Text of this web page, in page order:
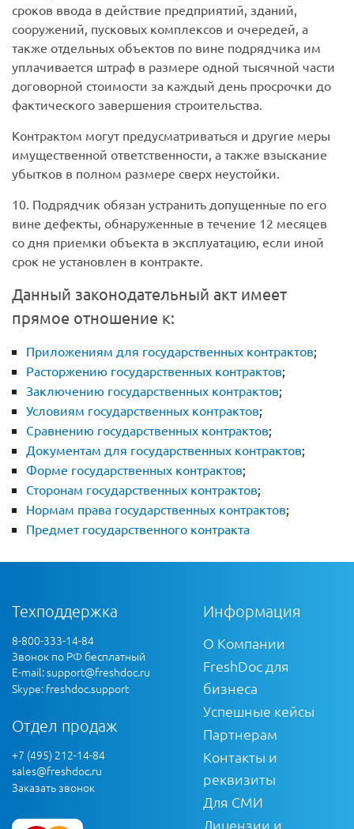
сроков ввода в действие предприятий, зданий,
сооружений, пусковых комплексов и очередей, а
также отдельных объектов по вине подрядчика им
уплачивается штраф в размере одной тысячной части
договорной стоимости за каждый день просрочки до
фактического завершения строительства.
Контрактом могут предусматриваться и другие меры
имущественной ответственности, а также взыскание
убытков в полном размере сверх неустойки.
10. Подрядчик обязан устранить допущенные по его
вине дефекты, обнаруженные в течение 12 месяцев
со дня приемки объекта в эксплуатацию, если иной
срок не установлен в контракте.
Данный законодательный акт имеет
прямое отношение к:
Приложениям для государственных контрактов;
Расторжению государственных контрактов;
Заключению государственных контрактов;
Условиям государственных контрактов;
Сравнению государственных контрактов;
Документам для государственных контрактов;
Форме государственных контрактов;
Сторонам государственных контрактов;
Нормам права государственных контрактов;
Предмет государственного контракта
Техподдержка
8-800-333-14-84
Звонок по РФ бесплатный
E-mail:support@freshdoc.ru
Skype: freshdoc.support
Отдел продаж
+7 (495) 212-14-84
sales@freshdoc.ru
Заказать звонок
Информация
О Компании
FreshDoc для
бизнеса
Успешные кейсы
Партнерам
Контакты и
реквизиты
Для СМИ
Лицензии и